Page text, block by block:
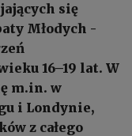
się
Młodych -
16–19 lat. W
m.in. w
i Londynie,
z całego